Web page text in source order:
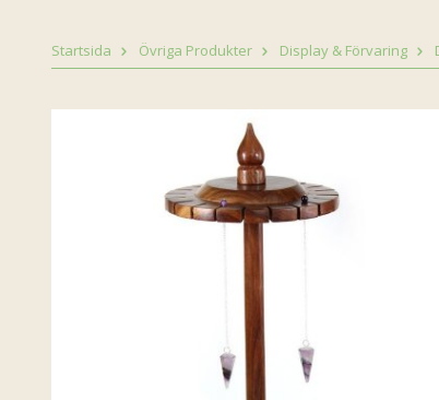
Startsida Övriga Produkter Display & Förvaring